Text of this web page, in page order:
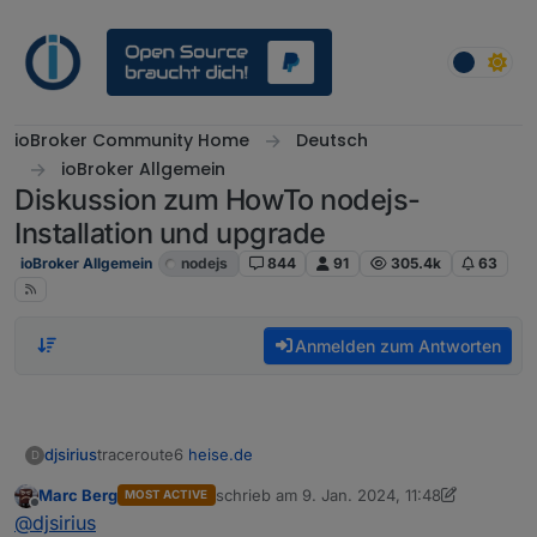
ioBroker Community Home
Deutsch
ioBroker Allgemein
Diskussion zum HowTo nodejs-
Installation und upgrade
ioBroker Allgemein nodejs 844 91 305.4k 63
Anmelden zum Antworten
D djsiriustraceroute6 heise.de
iobroker@debian:~$ traceroute6  heise.de
Offline
Marc Berg MOST ACTIVE schrieb am 9. Jan. 2024, 11:48
zuletzt editiert von Marc Berg1. Sept.
@djsirius